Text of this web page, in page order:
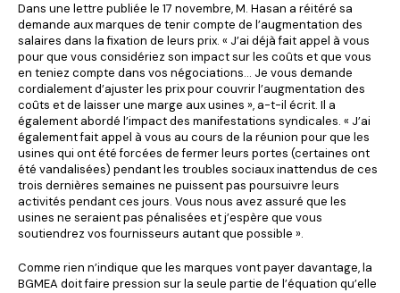
Dans une lettre publiée le 17 novembre, M. Hasan a réitéré sa
demande aux marques de tenir compte de l’augmentation des
salaires dans la fixation de leurs prix. « J’ai déjà fait appel à vous
pour que vous considériez son impact sur les coûts et que vous
en teniez compte dans vos négociations… Je vous demande
cordialement d’ajuster les prix pour couvrir l’augmentation des
coûts et de laisser une marge aux usines », a-t-il écrit. Il a
également abordé l’impact des manifestations syndicales. « J’ai
également fait appel à vous au cours de la réunion pour que les
usines qui ont été forcées de fermer leurs portes (certaines ont
été vandalisées) pendant les troubles sociaux inattendus de ces
trois dernières semaines ne puissent pas poursuivre leurs
activités pendant ces jours. Vous nous avez assuré que les
usines ne seraient pas pénalisées et j’espère que vous
soutiendrez vos fournisseurs autant que possible ».
Comme rien n’indique que les marques vont payer davantage, la
BGMEA doit faire pression sur la seule partie de l’équation qu’elle